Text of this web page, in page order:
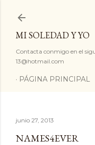
MI SOLEDAD Y YO
Contacta conmigo en el
13@hotmail.com
PÁGINA PRINCIPAL
junio 27, 2013
NAMES4EVER